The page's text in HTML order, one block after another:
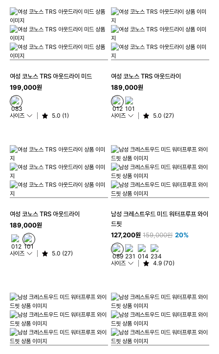
여성 코노스 TRS 아웃드라이 미드
199,000원
사이즈 5.0 (1)
여성 코노스 TRS 아웃드라이
189,000원
사이즈 5.0 (27)
여성 코노스 TRS 아웃드라이
189,000원
사이즈 5.0 (27)
남성 크레스트우드 미드 워터프루프 와이
드핏
127,200원 159,000원 20%
사이즈 4.9 (70)